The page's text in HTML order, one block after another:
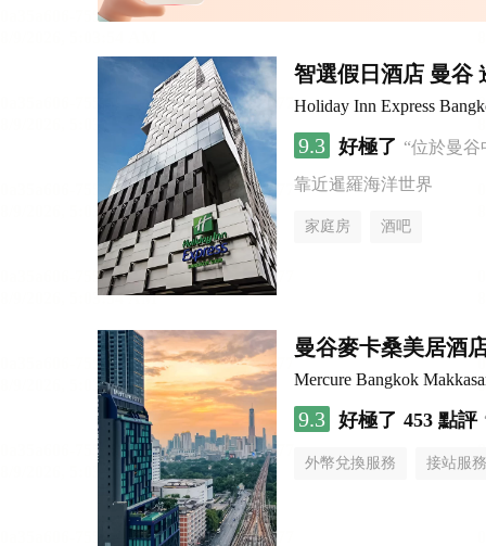
智選假日酒店 曼谷
Holiday Inn Express
9.3 好極了 “位於曼
靠近暹羅海洋世界
家庭房 酒吧
曼谷麥卡桑美居酒
Mercure Bangkok
9.3 好極了 453 點評
外幣兌換服務 接站服務